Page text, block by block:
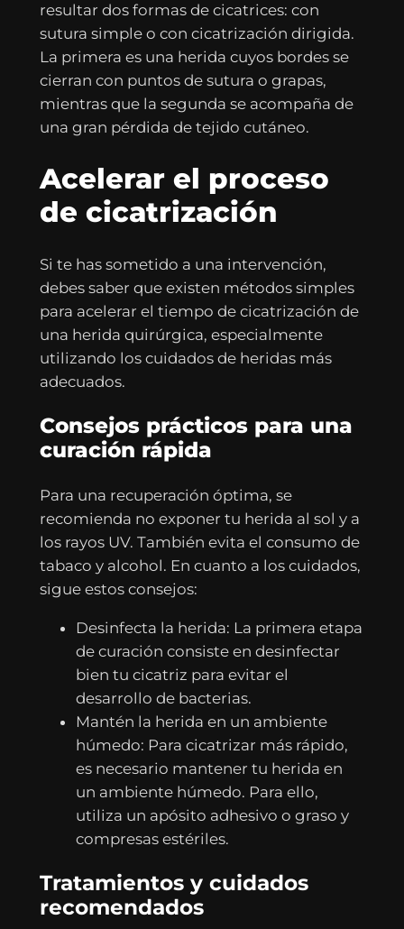
resultar dos formas de cicatrices: con
sutura simple o con cicatrización dirigida.
La primera es una herida cuyos bordes se
cierran con puntos de sutura o grapas,
mientras que la segunda se acompaña de
una gran pérdida de tejido cutáneo.
Acelerar el proceso
de cicatrización
Si te has sometido a una intervención,
debes saber que existen métodos simples
para acelerar el tiempo de cicatrización de
una herida quirúrgica, especialmente
utilizando los cuidados de heridas más
adecuados.
Consejos prácticos para una
curación rápida
Para una recuperación óptima, se
recomienda no exponer tu herida al sol y a
los rayos UV. También evita el consumo de
tabaco y alcohol. En cuanto a los cuidados,
sigue estos consejos:
Desinfecta la herida: La primera etapa
de curación consiste en desinfectar
bien tu cicatriz para evitar el
desarrollo de bacterias.
Mantén la herida en un ambiente
húmedo: Para cicatrizar más rápido,
es necesario mantener tu herida en
un ambiente húmedo. Para ello,
utiliza un apósito adhesivo o graso y
compresas estériles.
Tratamientos y cuidados
recomendados